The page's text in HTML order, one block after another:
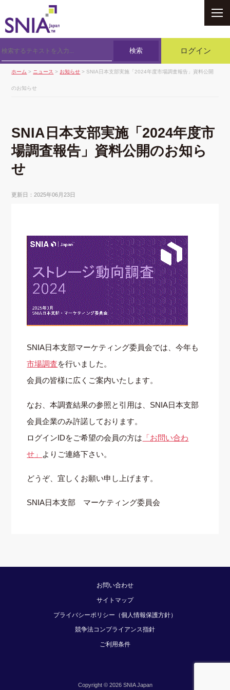
検索 ログイン
ホーム > ニュース > お知らせ > SNIA日本支部実施「2024年度市場調査報告」資料公開
のお知らせ
SNIA日本支部実施「2024年度市
場調査報告」資料公開のお知ら
せ
更新日：2025年06月23日
SNIA日本支部マーケティング委員会では、今年も
市場調査を行いました。
会員の皆様に広くご案内いたします。
なお、本調査結果の参照と引用は、SNIA日本支部
会員企業のみ許諾しております。
ログインIDをご希望の会員の方は 「お問い合わ
せ」 よりご連絡下さい。
どうぞ、宜しくお願い申し上げます。
SNIA日本支部 マーケティング委員会
お問い合わせ
サイトマップ
プライバシーポリシー（個人情報保護方針）
競争法コンプライアンス指針
ご利用条件
Copyright © 2026 SNIA Japan